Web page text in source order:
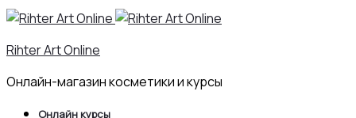
Rihter Art Online
Онлайн-магазин косметики и курсы
Онлайн курсы